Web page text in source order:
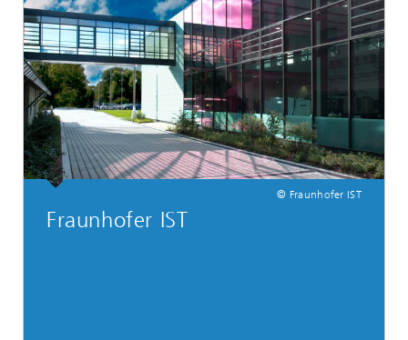
© Fraunhofer IST
Fraunhofer IST